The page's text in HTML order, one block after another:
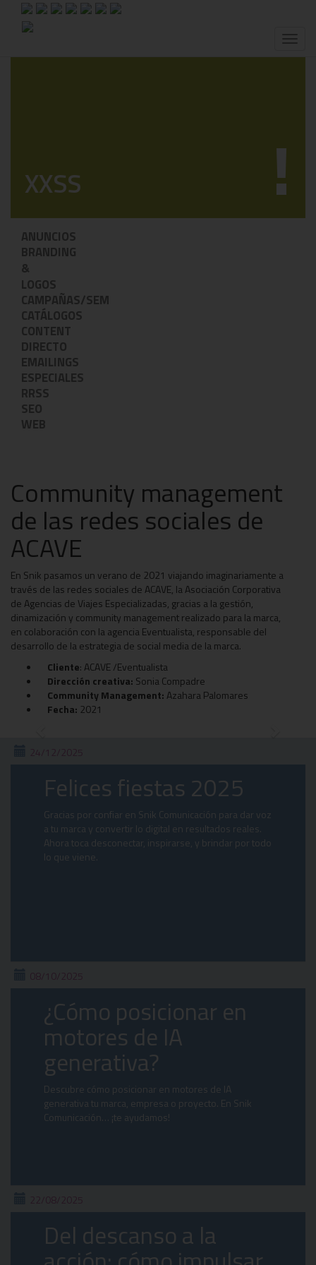
Toggle
!
XXSS
ANUNCIOS
BRANDING
&
LOGOS
CAMPAÑAS/SEM
CATÁLOGOS
CONTENT
DIRECTO
EMAILINGS
ESPECIALES
RRSS
SEO
WEB
Community management
de las redes sociales de
ACAVE
En Snik pasamos un verano de 2021 viajando imaginariamente a
través de las redes sociales de ACAVE, la Asociación Corporativa
de Agencias de Viajes Especializadas, gracias a la gestión,
dinamización y community management realizado para la marca,
en colaboración con la agencia Eventualista, responsable del
desarrollo de la estrategia de social media de la marca.
Cliente: ACAVE /Eventualista
Dirección creativa: Sonia Compadre
Community Management: Azahara Palomares
Fecha: 2021
24/12/2025
Felices fiestas 2025
Gracias por confiar en Snik Comunicación para dar voz
a tu marca y convertir lo digital en resultados reales.
Ahora toca desconectar, inspirarse, y brindar por todo
lo que viene.
08/10/2025
¿Cómo posicionar en
motores de IA
generativa?
Descubre cómo posicionar en motores de IA
generativa tu marca, empresa o proyecto. En Snik
Comunicación… ¡te ayudamos!
22/08/2025
Del descanso a la